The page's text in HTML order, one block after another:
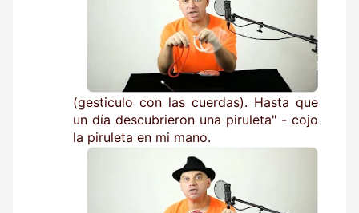
(gesticulo con las cuerdas). Hasta que
un día descubrieron una piruleta" - cojo
la piruleta en mi mano.